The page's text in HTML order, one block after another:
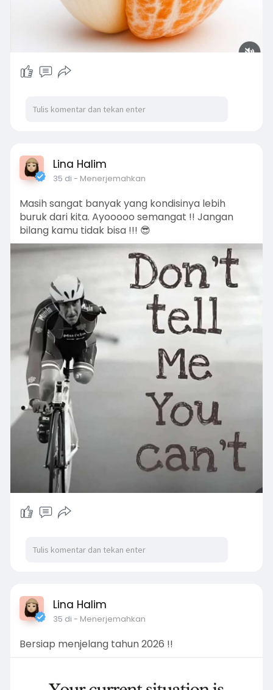
Lina Halim
35 di - Menerjemahkan
Masih sangat banyak yang kondisinya lebih
buruk dari kita. Ayooooo semangat !! Jangan
bilang kamu tidak bisa !!! 😎
Lina Halim
35 di - Menerjemahkan
Bersiap menjelang tahun 2026 !!